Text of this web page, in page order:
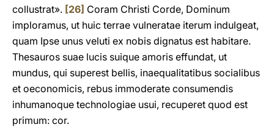
collustrat». [26] Coram Christi Corde, Dominum
imploramus, ut huic terrae vulneratae iterum indulgeat,
quam Ipse unus veluti ex nobis dignatus est habitare.
Thesauros suae lucis suique amoris effundat, ut
mundus, qui superest bellis, inaequalitatibus socialibus
et oeconomicis, rebus immoderate consumendis
inhumanoque technologiae usui, recuperet quod est
primum: cor.